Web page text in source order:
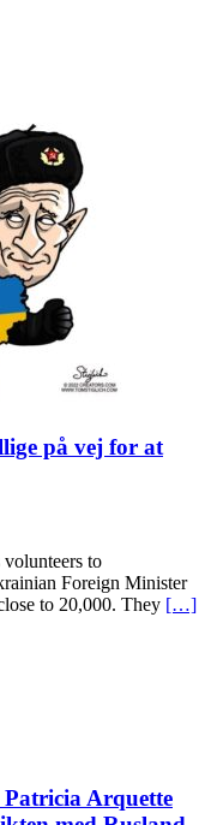
på vej for at
to
Foreign Minister
to 20,000. They […]
Arquette